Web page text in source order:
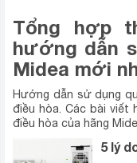
Tổng hợp
hướng dẫn
Midea mới
Hướng dẫn sử dụng
điều hòa. Các bài viết
điều hòa của hãng
5 lý